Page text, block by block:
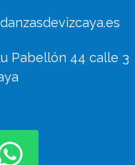
Pabellón 44 calle 3